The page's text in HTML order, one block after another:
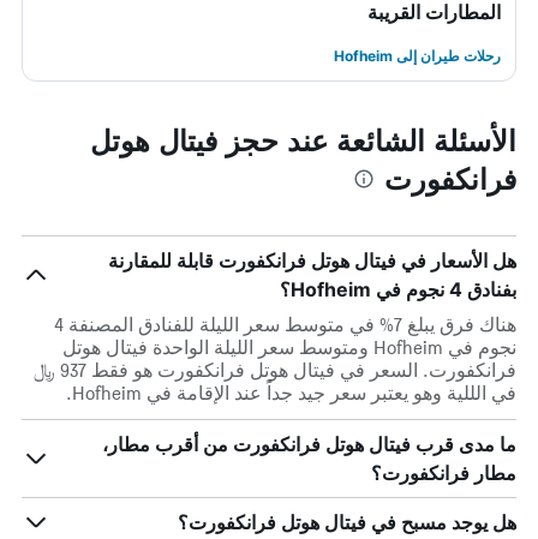
المطارات القريبة
رحلات طيران إلى Hofheim
الأسئلة الشائعة عند حجز فيتال هوتل
فرانكفورت
هل الأسعار في فيتال هوتل فرانكفورت قابلة للمقارنة
بفنادق 4 نجوم في Hofheim؟
هناك فرق يبلغ 7% في متوسط ​​سعر الليلة للفنادق المصنفة 4
نجوم في Hofheim ومتوسط ​​سعر الليلة الواحدة فيتال هوتل
فرانكفورت. السعر في فيتال هوتل فرانكفورت هو فقط 937 ﷼
في الللية وهو يعتبر سعر جيد جداً عند الإقامة في Hofheim.
ما مدى قرب فيتال هوتل فرانكفورت من أقرب مطار،
مطار فرانكفورت؟
هل يوجد مسبح في فيتال هوتل فرانكفورت؟